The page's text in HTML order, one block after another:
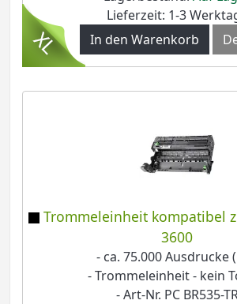
Lieferzeit: 1-3
In den Warenkorb
Trommeleinheit kompatibel
3600
- ca. 75.000 Ausdrucke
- Trommeleinheit - kein
- Art-Nr. PC BR535-